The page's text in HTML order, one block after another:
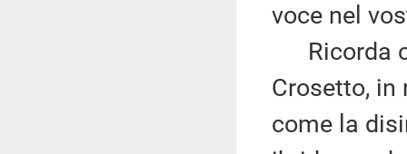
voce nel
Ricorda
Crosetto,
come la